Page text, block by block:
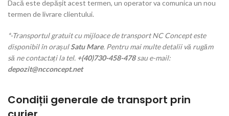
Dacă este depășit acest termen, un operator va comunica un nou
termen de livrare clientului.
*-Transportul gratuit cu mijloace de transport NC Concept este
disponibil în orașulSatu Mare. Pentru mai multe detalii vă rugăm
să ne contactați la tel. +(40)730-458-478sau e-mail:
depozit@ncconcept.net
Condiții generale de transport prin